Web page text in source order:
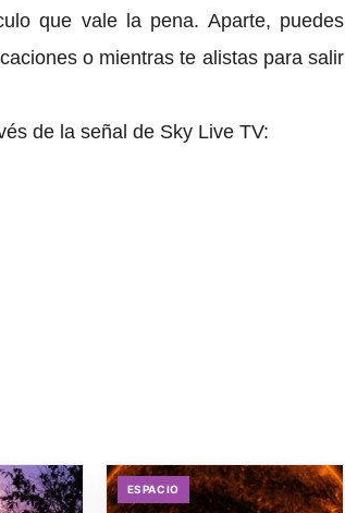
que vale la pena. Aparte, puedes
o mientras te alistas para salir
de la señal de Sky Live TV:
ESPACIO